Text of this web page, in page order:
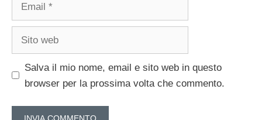
Sito
Salva il mio nome, email e sito web in questo
browser per la prossima volta che commento.